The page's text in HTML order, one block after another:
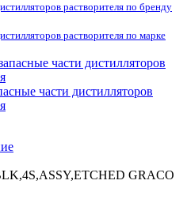
растворителя по бренду
растворителя по марке
части дистилляторов
GRACO